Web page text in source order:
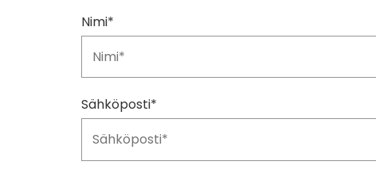
Nimi*
Sähköposti*